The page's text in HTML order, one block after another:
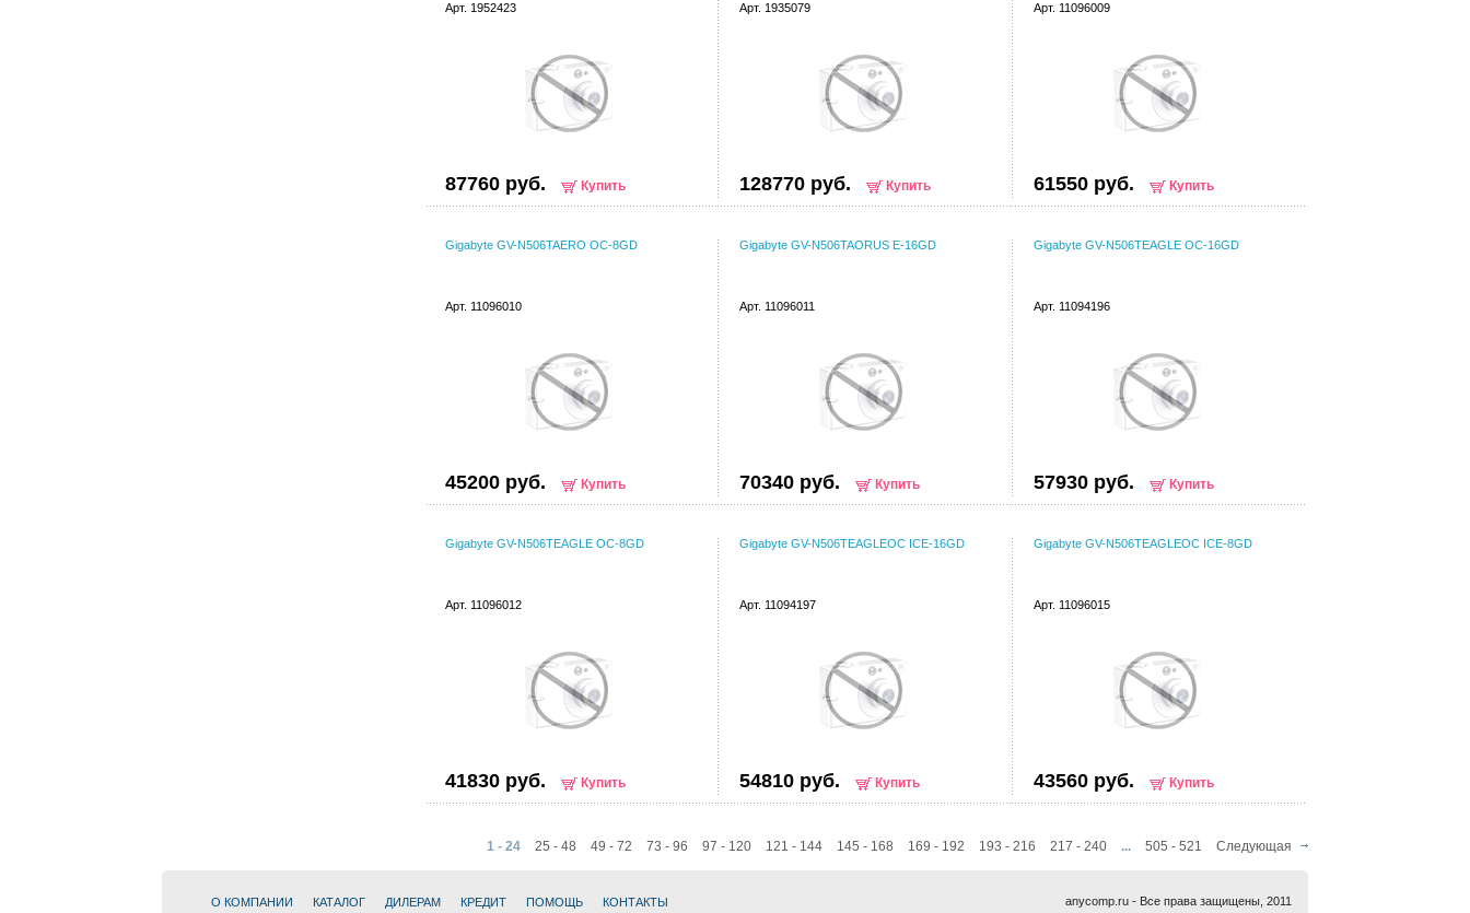
Арт. 1952423
87760 руб. Купить
Арт. 1935079
128770 руб. Купить
Арт. 11096009
61550 руб. Купить
Gigabyte GV-N506TAERO OC-8GD
Арт. 11096010
45200 руб. Купить
Gigabyte GV-N506TAORUS E-16GD
Арт. 11096011
70340 руб. Купить
Gigabyte GV-N506TEAGLE OC-16GD
Арт. 11094196
57930 руб. Купить
Gigabyte GV-N506TEAGLE OC-8GD
Арт. 11096012
41830 руб. Купить
Gigabyte GV-N506TEAGLEOC ICE-16GD
Арт. 11094197
54810 руб. Купить
Gigabyte GV-N506TEAGLEOC ICE-8GD
Арт. 11096015
43560 руб. Купить
1 - 24 25 - 48 49 - 72 73 - 96 97 - 120 121 - 144 145 - 168 169 - 192 193 - 216 217 - 240 ... 505 - 521 Следующая
О КОМПАНИИ КАТАЛОГ ДИЛЕРАМ КРЕДИТ ПОМОЩЬ КОНТАКТЫ anycomp.ru - Все права защищены, 2011